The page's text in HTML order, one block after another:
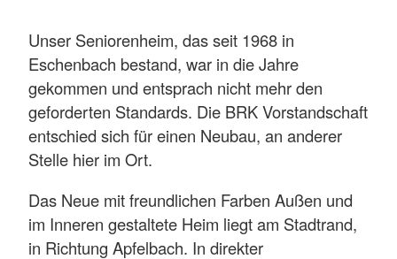
Unser Seniorenheim, das seit 1968 in
Eschenbach bestand, war in die Jahre
gekommen und entsprach nicht mehr den
geforderten Standards. Die BRK Vorstandschaft
entschied sich für einen Neubau, an anderer
Stelle hier im Ort.
Das Neue mit freundlichen Farben Außen und
im Inneren gestaltete Heim liegt am Stadtrand,
in Richtung Apfelbach. In direkter